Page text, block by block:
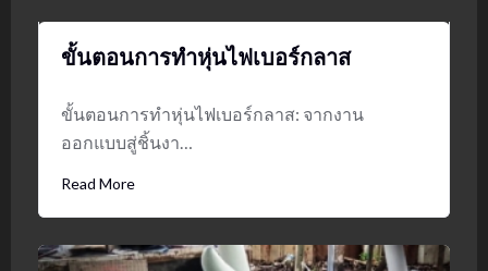
ขั้นตอนการทำหุ่นไฟเบอร์กลาส
ขั้นตอนการทำหุ่นไฟเบอร์กลาส: จากงาน
ออกแบบสู่ชิ้นงา…
Read More